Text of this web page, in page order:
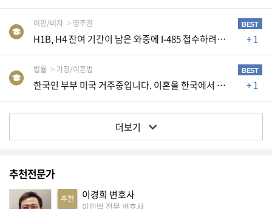
TIP
문
하
기
항
이민/비자 영주권 BEST
H1B, H4 잔여 기간이 남은 와중에 I-485 접수하려는데 AP카드와 EAD신청이 필요할까요 + 1
법률 가정/이혼법 BEST
한국인 부부 미국 거주중입니다. 이혼을 한국에서 해야하나요 미국에서 해야하나요? + 1
더보기
추천전문가
추천 이경희 변호사
이민법 전문 변호사